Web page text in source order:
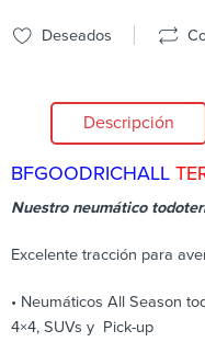
Deseados
Descripción
BFGOODRICHALL
Nuestro neumático
Excelente tracción para
• Neumáticos All Season
4×4, SUVs y Pick-up